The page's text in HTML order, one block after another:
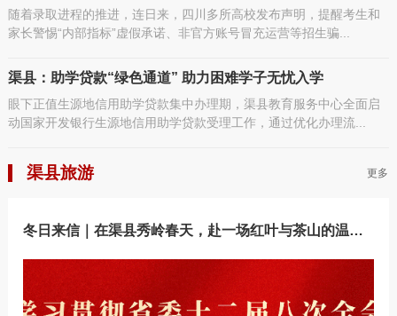
随着录取进程的推进，连日来，四川多所高校发布声明，提醒考生和
家长警惕“内部指标”虚假承诺、非官方账号冒充运营等招生骗...
渠县：助学贷款“绿色通道” 助力困难学子无忧入学
眼下正值生源地信用助学贷款集中办理期，渠县教育服务中心全面启
动国家开发银行生源地信用助学贷款受理工作，通过优化办理流...
更多
渠县旅游
冬日来信｜在渠县秀岭春天，赴一场红叶与茶山的温…